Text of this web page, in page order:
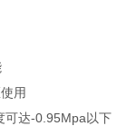
用
可达-0.95Mpa以下